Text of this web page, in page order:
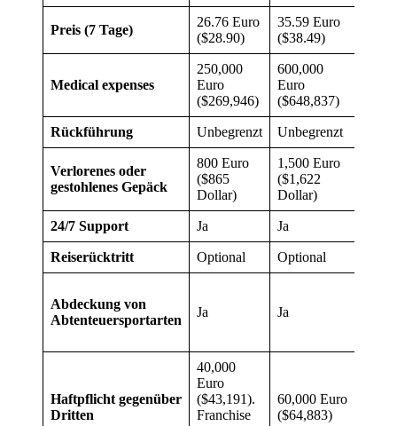
Preis (7 Tage)
26.76 Euro
($28.90)
35.59 Euro
($38.49)
Medical expenses
250,000
Euro
($269,946)
600,000
Euro
($648,837)
Rückführung Unbegrenzt Unbegrenzt
Verlorenes oder
gestohlenes Gepäck
800 Euro
($865
Dollar)
1,500 Euro
($1,622
Dollar)
24/7 Support Ja Ja
Reiserücktritt Optional Optional
Abdeckung von
Abtenteuersportarten
Ja Ja
Haftpflicht gegenüber
Dritten
40,000
Euro
($43,191).
Franchise
60,000 Euro
($64,883)